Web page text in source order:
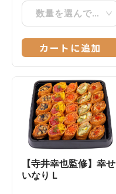
数量を選んでください
カートに追加
【寺井幸也監修】幸せ
いなり L